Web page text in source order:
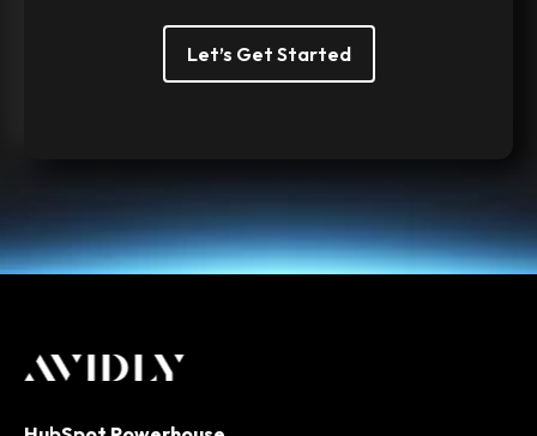
Let’s Get Started